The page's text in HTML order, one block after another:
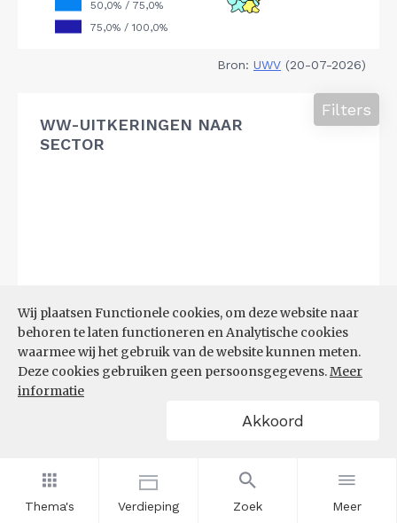
Thema's Verdieping Zoek Meer
Wij plaatsen Functionele cookies, om deze website naar
behoren te laten functioneren en Analytische cookies
waarmee wij het gebruik van de website kunnen meten.
Deze cookies gebruiken geen persoonsgegevens.Meer
informatie
Akkoord
Bron: UWV (20-07-2026)
WW-UITKERINGEN NAAR
SECTOR
Filters
Bron: (20-07-2026)